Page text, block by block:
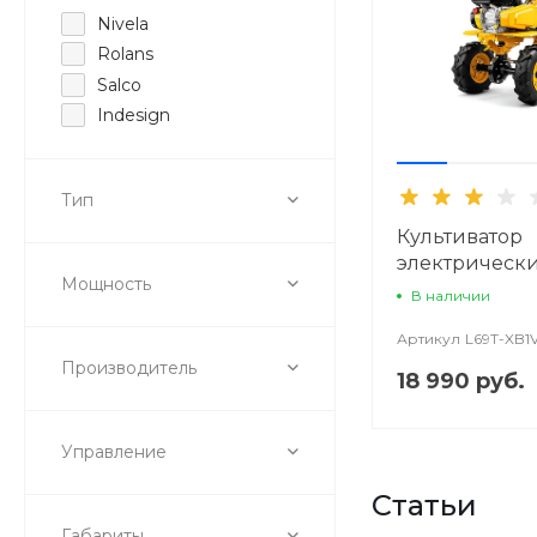
Nivela
Rolans
Salco
Indesign
Тип
Мощность
Производитель
Управление
Культиватор
GreenSweep
В наличии
Артикул L69T-
18 990 руб.
Статьи